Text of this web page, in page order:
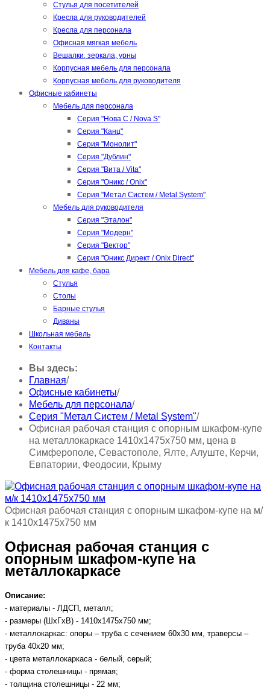
Стулья для посетителей
Кресла для руководителей
Кресла для персонала
Офисная мягкая мебель
Вешалки, зеркала, урны
Корпусная мебель для персонала
Корпусная мебель для руководителя
Офисные кабинеты
Мебель для персонала
Серия "Нова С / Nova S"
Серия "Канц"
Серия "Монолит"
Серия "Дублин"
Серия "Вита / Vita"
Серия "Оникс / Onix"
Серия "Метал Систем / Metal System"
Мебель для руководителя
Серия "Эталон"
Серия "Модерн"
Серия "Вектор"
Серия "Оникс Директ / Onix Direct"
Мебель для кафе, бара
Стулья
Столы
Барные стулья
Диваны
Школьная мебель
Контакты
Вы здесь:
Главная/
Офисные кабинеты/
Мебель для персонала/
Серия "Метал Систем / Metal System"/
Офисная рабочая станция с опорным шкафом-купе
на металлокаркасе 1410х1475х750 мм, цена в
Симферополе, Севастополе, Ялте, Алуште, Керчи,
Евпатории, Феодосии, Крыму
Офисная рабочая станция с опорным шкафом-купе на м/
к 1410х1475х750 мм
Офисная рабочая станция с
опорным шкафом-купе на
металлокаркасе
Описание:
- материалы - ЛДСП, металл;
- размеры (ШхГхВ) - 1410х1475х750 мм;
- металлокаркас: опоры – труба с сечением 60х30 мм, траверсы –
труба 40х20 мм;
- цвета металлокаркаса - белый, серый;
- форма столешницы - прямая;
- толщина столешницы - 22 мм;